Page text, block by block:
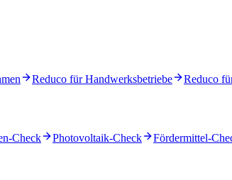
Reduco für Handwerksbetriebe Reduco
Check Photovoltaik-Check
Fördermittel-